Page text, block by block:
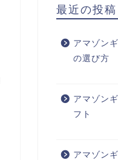
最近の投稿
アマゾン
の選び方
アマゾン
フト
アマゾン